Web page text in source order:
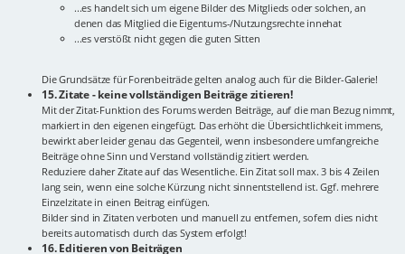
...es handelt sich um eigene Bilder des Mitglieds oder solchen, an
denen das Mitglied die Eigentums-/Nutzungsrechte innehat
...es verstößt nicht gegen die guten Sitten
Die Grundsätze für Forenbeiträde gelten analog auch für die Bilder-Galerie!
15. Zitate - keine vollständigen Beiträge zitieren!
Mit der Zitat-Funktion des Forums werden Beiträge, auf die man Bezug nimmt,
markiert in den eigenen eingefügt. Das erhöht die Übersichtlichkeit immens,
bewirkt aber leider genau das Gegenteil, wenn insbesondere umfangreiche
Beiträge ohne Sinn und Verstand vollständig zitiert werden.
Reduziere daher Zitate auf das Wesentliche. Ein Zitat soll max. 3 bis 4 Zeilen
lang sein, wenn eine solche Kürzung nicht sinnentstellend ist. Ggf. mehrere
Einzelzitate in einen Beitrag einfügen.
Bilder sind in Zitaten verboten und manuell zu entfernen, sofern dies nicht
bereits automatisch durch das System erfolgt!
16. Editieren von Beiträgen